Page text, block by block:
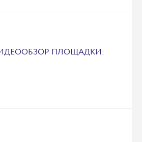
ПЛОЩАДКИ: